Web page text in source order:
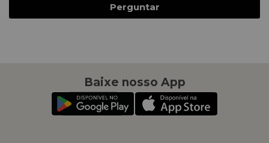
Perguntar
Baixe nosso App